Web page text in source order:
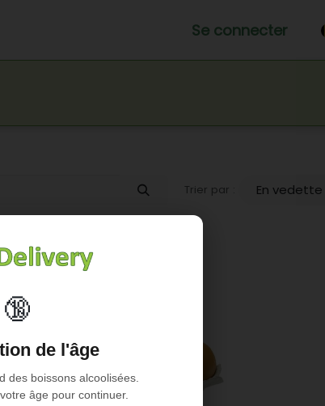
Se connecter
Trier par : En vedette
🔞
de l'âge
des boissons alcoolisées.
âge pour continuer.